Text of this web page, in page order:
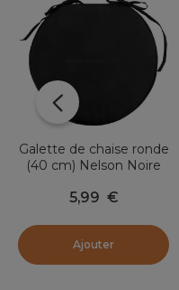
Galette de chaise ronde
(40 cm) Nelson Noire
5,99 €
Ajouter